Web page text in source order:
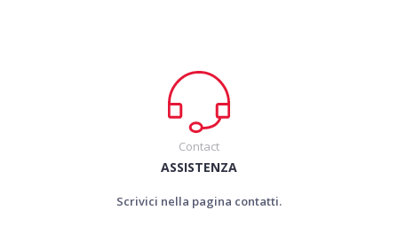
Contact
ASSISTENZA
Scrivici nella pagina contatti.